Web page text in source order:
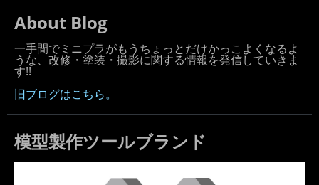
About Blog
一手間でミニプラがもうちょっとだけかっこよくなるよ
うな、改修・塗装・撮影に関する情報を発信していきま
す!!
旧ブログはこちら。
模型製作ツールブランド